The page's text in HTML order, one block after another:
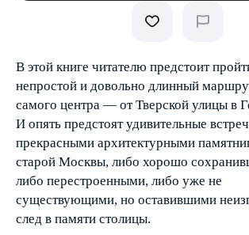
В этой книге читателю предстоит
непростой и довольно длинный
самого центра — от Тверской улицы в
И опять предстоят удивительные
прекрасными архитектурными
старой Москвы, либо хорошо
либо перестроенными, либо уже не
существующими, но оставившими
след в памяти столицы.